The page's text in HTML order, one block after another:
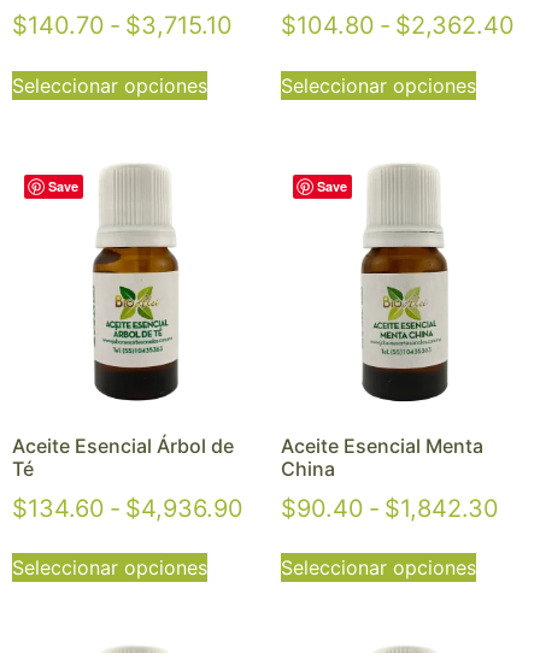
$140.70 - $3,715.10
Seleccionar opciones
$104.80 - $2,362.40
Seleccionar opciones
Save
Aceite Esencial Árbol de
Té
$134.60 - $4,936.90
Seleccionar opciones
Save
Aceite Esencial Menta
China
$90.40 - $1,842.30
Seleccionar opciones